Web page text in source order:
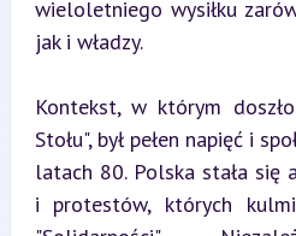
wieloletniego wysiłku
jak i władzy.
Kontekst, w którym
Stołu", był pełen napięć i
latach 80. Polska stała się
i protestów, których